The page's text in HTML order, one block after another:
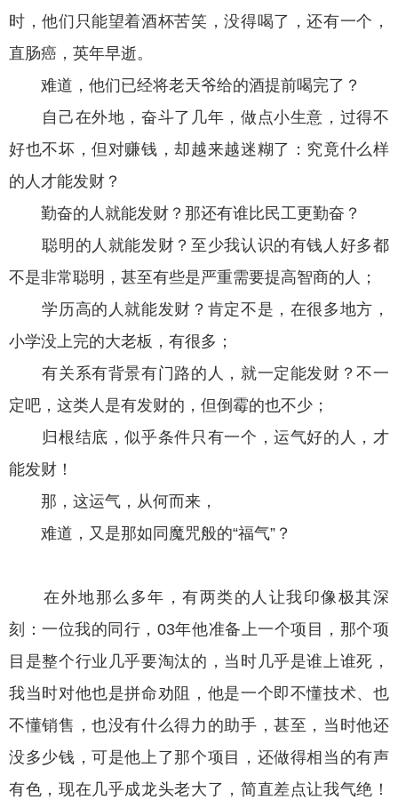
时，他们只能望着酒杯苦笑，没得喝了，还有一个，
直肠癌，英年早逝。
难道，他们已经将老天爷给的酒提前喝完了？
自己在外地，奋斗了几年，做点小生意，过得不
好也不坏，但对赚钱，却越来越迷糊了：究竟什么样
的人才能发财？
勤奋的人就能发财？那还有谁比民工更勤奋？
聪明的人就能发财？至少我认识的有钱人好多都
不是非常聪明，甚至有些是严重需要提高智商的人；
学历高的人就能发财？肯定不是，在很多地方，
小学没上完的大老板，有很多；
有关系有背景有门路的人，就一定能发财？不一
定吧，这类人是有发财的，但倒霉的也不少；
归根结底，似乎条件只有一个，运气好的人，才
能发财！
那，这运气，从何而来，
难道，又是那如同魔咒般的“福气”？
在外地那么多年，有两类的人让我印像极其深
刻：一位我的同行，03年他准备上一个项目，那个项
目是整个行业几乎要淘汰的，当时几乎是谁上谁死，
我当时对他也是拼命劝阻，他是一个即不懂技术、也
不懂销售，也没有什么得力的助手，甚至，当时他还
没多少钱，可是他上了那个项目，还做得相当的有声
有色，现在几乎成龙头老大了，简直差点让我气绝！